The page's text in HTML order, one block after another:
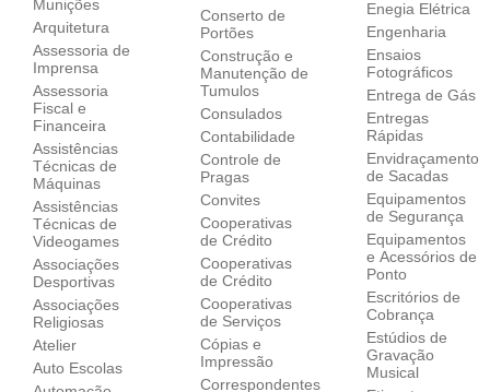
Munições
Arquitetura
Assessoria de
Imprensa
Assessoria
Fiscal e
Financeira
Assistências
Técnicas de
Máquinas
Assistências
Técnicas de
Videogames
Associações
Desportivas
Associações
Religiosas
Atelier
Auto Escolas
Conserto de
Portões
Construção e
Manutenção de
Tumulos
Consulados
Contabilidade
Controle de
Pragas
Convites
Cooperativas
de Crédito
Cooperativas
de Crédito
Cooperativas
de Serviços
Cópias e
Impressão
Correspondentes
Enegia Elétrica
Engenharia
Ensaios
Fotográficos
Entrega de Gás
Entregas
Rápidas
Envidraçamento
de Sacadas
Equipamentos
de Segurança
Equipamentos
e Acessórios de
Ponto
Escritórios de
Cobrança
Estúdios de
Gravação
Musical